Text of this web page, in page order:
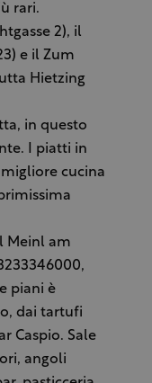
rari.
2), il
e il Zum
Hietzing
in questo
I piatti in
cucina
Meinl am
piani è
dai tartufi
Caspio. Sale
angoli